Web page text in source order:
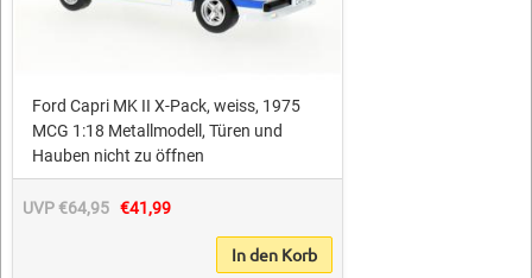
Ford Capri MK II X-Pack, weiss, 1975
MCG 1:18 Metallmodell, Türen und
Hauben nicht zu öffnen
UVP €64,95 €41,99
In den Korb